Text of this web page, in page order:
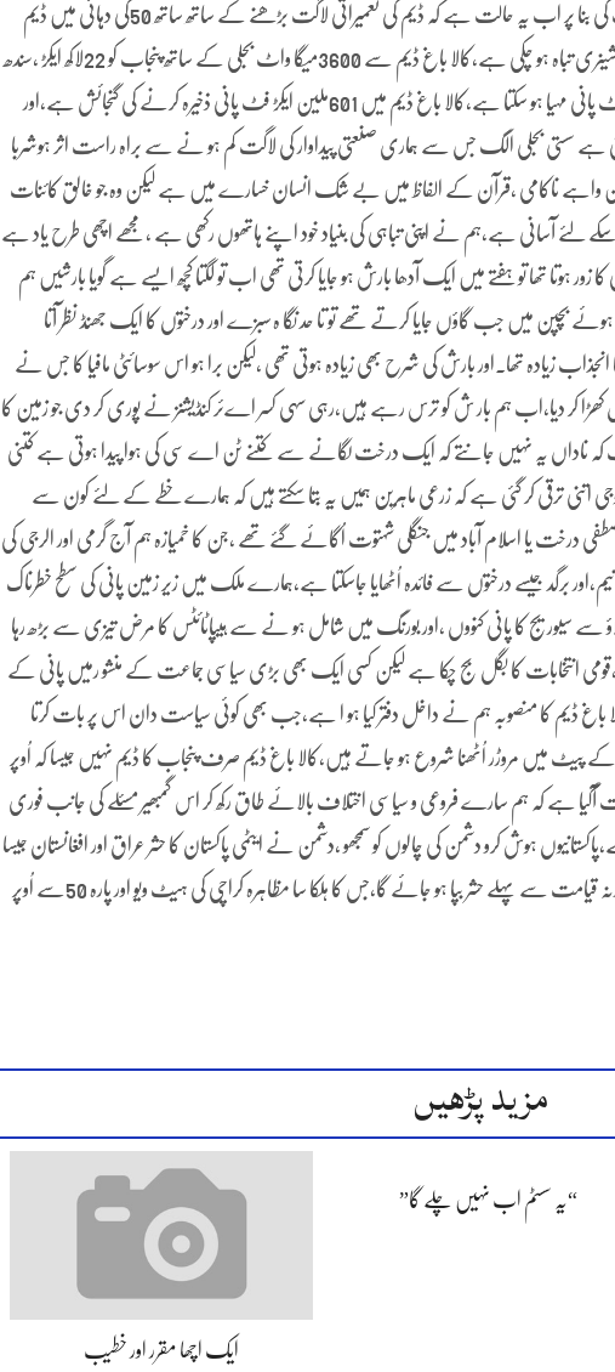
تھا ،لیکن ملک کی ترقی کے دشمنوں کی خواہ مخواہ مخالفت کی بنا پر اب یہ حالت ہے کہ ڈیم کی تعمیراتی لاگت بڑھنے کے ساتھ ساتھ 50کی دہائی میں ڈیم
کے پاس تعمیرشدہ رہائشی عمارتیں اور دیگر انفر سٹریکچر اور مشینری تباہ ہو چکی ہے،کالا باغ ڈیم سے 3600میگا واٹ بجلی کے ساتھ پنجاب کو 22لاکھ ایکڑ ،سندھ
40لاکھ ،کے پی کے 20لاکھ جبکہ بلوچستان کو 15لاکھ ایکڑ فٹ پانی مہیا ہو سکتا ہے،کالا باغ ڈیم میں 601ملین ایکڑ فٹ پانی ذخیرہ کرنے کی گنجائش ہے،اور
کی بچت ہو سکتی ہے سستی بجلی الگ جس سے ہماری صنعتی پیداوار کی لاگت کم ہو نے سے براہ راست اثر ہوشربا
واہے ناکامی ،قرآن کے الفاظ میں بے شک انسان خسارے میں ہے لیکن وہ جو خالق کائنات
آسانی ہے،ہم نے اپنی تباہی کی بنیاد خود اپنے ہاتھوں رکھی ہے ،مجھے اچھی طرح یاد ہے
ہوتا تھا تو ہفتے میں ایک آدھا بارش ہو جایا کرتی تھی اب تو لگتا کچھ ایسے ہے گویا بارشیں ہم
بچپن میں جب گاؤں جایا کرتے تھے تو تا حد نگا ہ سبزے اور درختوں کا ایک جھنڈ نظر آتا
زیادہ تھا۔اور بارش کی شرح بھی زیادہ ہوتی تھی ،لیکن برا ہو اس سوسائٹی مافیا کا جس نے
کھڑا کر دیا،اب ہم بار ش کو ترس رہے ہیں،رہی سہی کسر اےئر کنڈیشنز نے پوری کر دی جو زمین کا
کہ ناداں یہ نہیں جانتے کہ ایک درخت لگانے سے کتنے ٹن اے سی کی ہوا پیدا ہوتی ہے کتنی
اتنی ترقی کر گئی ہے کہ زرعی ماہرین ہمیں یہ بتا سکتے ہیں کہ ہمارے خطے کے لئے کون سے
درخت یا اسلام آباد میں جنگلی شہتوت اُگائے گئے تھے ،جن کا خمیازہ ہم آج گرمی اور الرجی کی
برگد جیسے درختوں سے فائدہ اُٹھایا جاسکتا ہے،ہمارے ملک میں زیر زمین پانی کی سطح خطرناک
سیوریج کا پانی کنووں ،اور بورنگ میں شامل ہو نے سے ہیپاٹائٹس کا مرض تیزی سے بڑھ رہا
انتخابات کا بگل بج چکا ہے لیکن کسی ایک بھی بڑی سیاسی جماعت کے منشو رمیں پانی کے
باغ ڈیم کا منصوبہ ہم نے داخل دفتر کیا ہو ا ہے،جب بھی کوئی سیاست دان اس پر بات کرتا
گا کے پیٹ میں مروڑر اُٹھنا شروع ہو جاتے ہیں،کالا باغ ڈیم صرف پنجاب کا ڈیم نہیں جیسا کہ اُوپر
آگیا ہے کہ ہم سارے فروعی و سیاسی اختلاف بالائے طاق رکھ کر اس گمبھیر مسئلے کی جانب فوری
ہوش کرو دشمن کی چالوں کو سمجھو ،دشمن نے ایٹمی پاکستان کا حشر عراق اور افغانستان جیسا
بنانے کے لئے واٹر بم استعمال کیا ہے ،اس کو توڑ کرلو ورنہ قیامت سے پہلے حشر بپا ہو جائے گا،جس کا ہلکا سا مظاہرہ کراچی کی ہیٹ ویو اور پارہ 50سے اُوپر
مزید پڑھیں
“یہ سسٹم اب نہیں چلے گا”
ایک اچھا مقرر اور خطیب